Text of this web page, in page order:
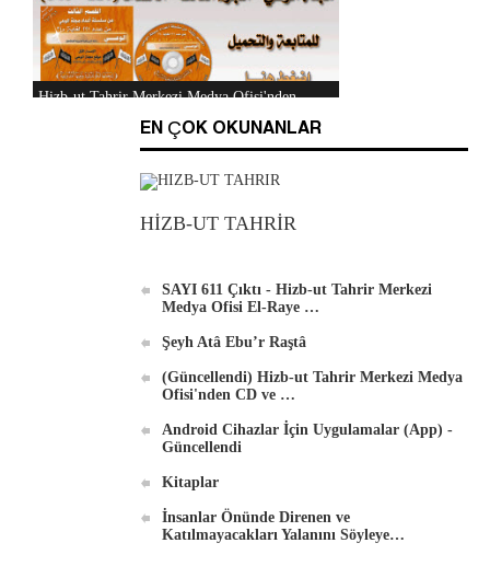
Al-Raya Gazetesi Yeniden Yayında
Hizb-ut Tahrir Merkezi Medya Ofisi'nden
"Hizb-ut Tahrir'in Gazze'yi Desteklemek İçin
Düzenlediği Küresel Faaliyetler..." DVD'si
EN ÇOK OKUNANLAR
HİZB-UT TAHRİR
SAYI 611 Çıktı - Hizb-ut Tahrir Merkezi
Medya Ofisi El-Raye …
Şeyh Atâ Ebu’r Raştâ
(Güncellendi) Hizb-ut Tahrir Merkezi Medya
Ofisi'nden CD ve …
Android Cihazlar İçin Uygulamalar (App) -
Güncellendi
Kitaplar
İnsanlar Önünde Direnen ve
Katılmayacakları Yalanını Söyleye…